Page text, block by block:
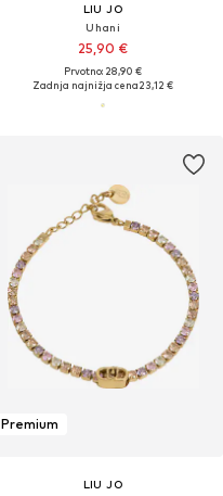
LIU JO
Uhani
25,90 €
Prvotno: 28,90 €
Zadnja najnižja cena23,12 €
Premium
LIU JO